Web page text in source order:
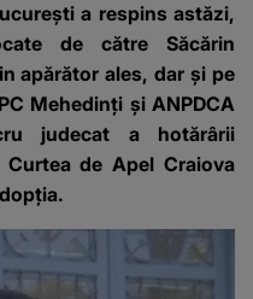
a respins astăzi,
de către Săcărin
apărător ales, dar și pe
Mehedinți și ANPDCA
judecat a hotărârii
de Apel Craiova